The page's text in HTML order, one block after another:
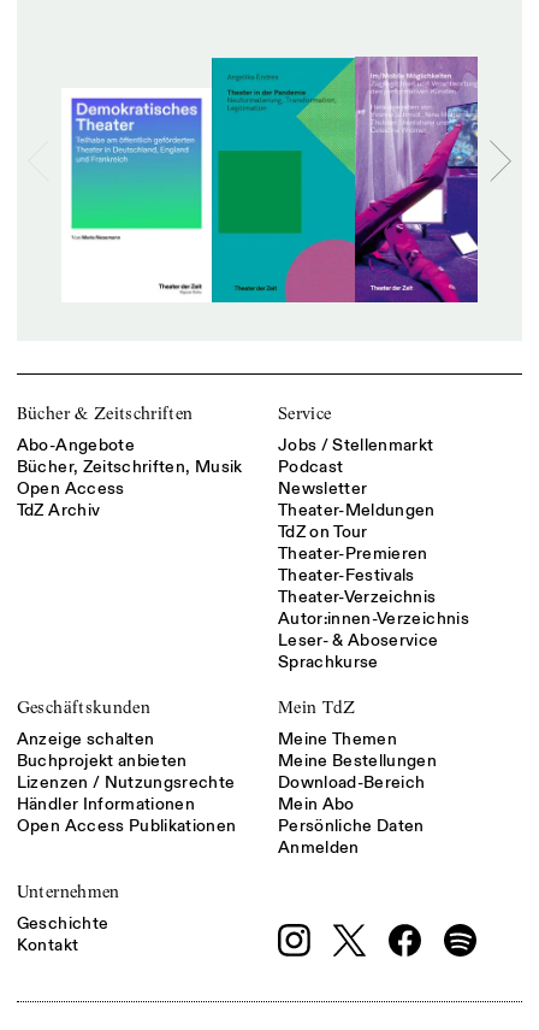
Bücher & Zeitschriften
Abo-Angebote
Bücher, Zeitschriften, Musik
Open Access
TdZ Archiv
Service
Jobs / Stellenmarkt
Podcast
Newsletter
Theater-Meldungen
TdZ on Tour
Theater-Premieren
Theater-Festivals
Theater-Verzeichnis
Autor:innen-Verzeichnis
Leser- & Aboservice
Sprachkurse
Geschäftskunden
Anzeige schalten
Buchprojekt anbieten
Lizenzen / Nutzungsrechte
Händler Informationen
Open Access Publikationen
Mein TdZ
Meine Themen
Meine Bestellungen
Download-Bereich
Mein Abo
Persönliche Daten
Anmelden
Unternehmen
Geschichte
Kontakt